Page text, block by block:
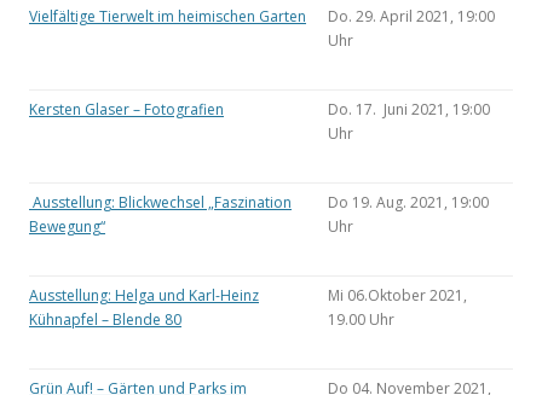
Vielfältige Tierwelt im heimischen Garten
Do. 29. April 2021, 19:00
Uhr
Kersten Glaser – Fotografien
Do. 17. Juni 2021, 19:00
Uhr
Ausstellung: Blickwechsel „Faszination
Bewegung“
Do 19. Aug. 2021, 19:00
Uhr
Ausstellung: Helga und Karl-Heinz
Kühnapfel – Blende 80
Mi 06.Oktober 2021,
19.00 Uhr
Grün Auf! – Gärten und Parks im
Do 04. November 2021,